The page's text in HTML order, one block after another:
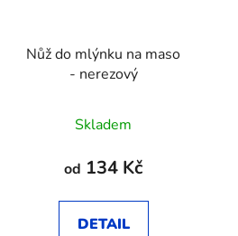
Nůž do mlýnku na maso
- nerezový
Skladem
od 134 Kč
DETAIL